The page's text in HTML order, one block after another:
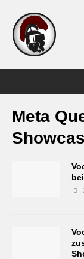
Meta